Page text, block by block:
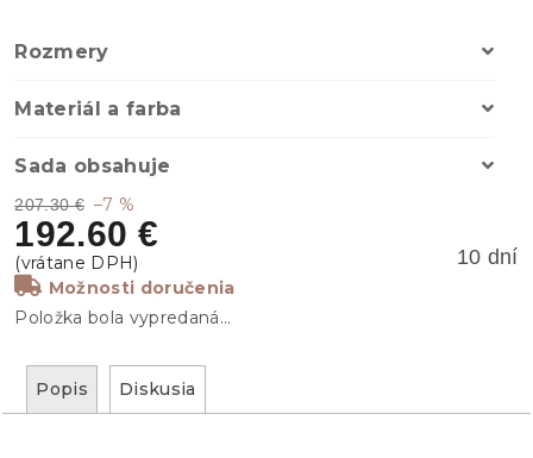
207.30 € –7 %
192.60 €
10 dní
Možnosti doručenia
Položka bola vypredaná…
Rozmery
Materiál a farba
Sada obsahuje
Popis Diskusia